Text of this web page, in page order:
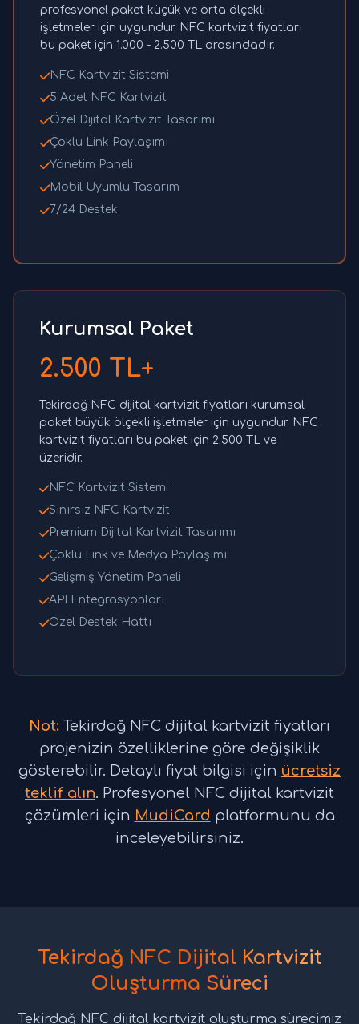
profesyonel paket küçük ve orta ölçekli
işletmeler için uygundur. NFC kartvizit fiyatları
bu paket için 1.000 - 2.500 TL arasındadır.
NFC Kartvizit Sistemi
5 Adet NFC Kartvizit
Özel Dijital Kartvizit Tasarımı
Çoklu Link Paylaşımı
Yönetim Paneli
Mobil Uyumlu Tasarım
7/24 Destek
Kurumsal Paket
2.500 TL+
Tekirdağ NFC dijital kartvizit fiyatları kurumsal
paket büyük ölçekli işletmeler için uygundur. NFC
kartvizit fiyatları bu paket için 2.500 TL ve
üzeridir.
NFC Kartvizit Sistemi
Sınırsız NFC Kartvizit
Premium Dijital Kartvizit Tasarımı
Çoklu Link ve Medya Paylaşımı
Gelişmiş Yönetim Paneli
API Entegrasyonları
Özel Destek Hattı
Not: Tekirdağ NFC dijital kartvizit fiyatları
projenizin özelliklerine göre değişiklik
gösterebilir. Detaylı fiyat bilgisi için ücretsiz
teklif alın. Profesyonel NFC dijital kartvizit
çözümleri için MudiCard platformunu da
inceleyebilirsiniz.
Tekirdağ NFC Dijital Kartvizit
Oluşturma Süreci
Tekirdağ NFC dijital kartvizit oluşturma sürecimiz